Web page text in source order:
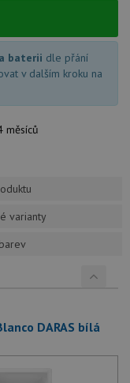
baterii dle přání
v dalším kroku na
měsíců
varianty
DARAS bílá